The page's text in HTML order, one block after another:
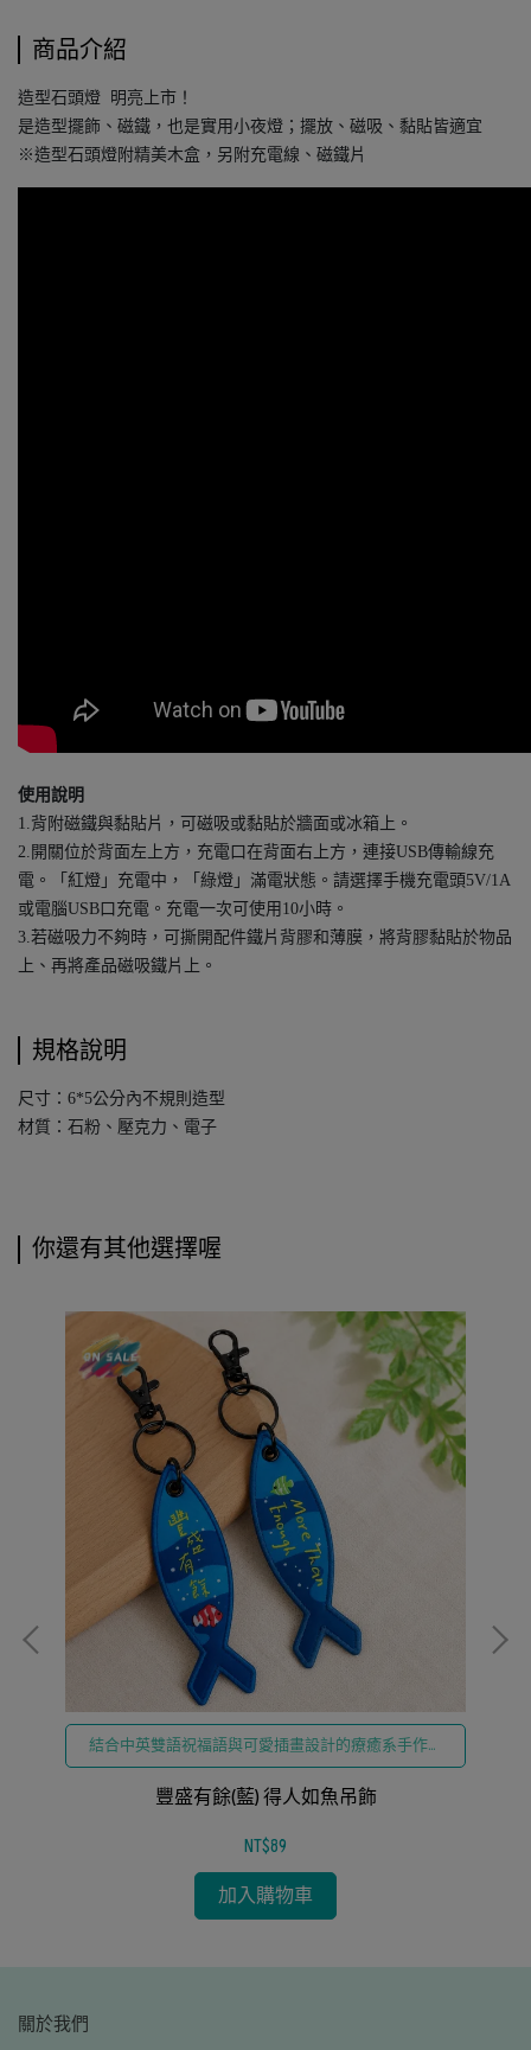
商品介紹
造型石頭燈 明亮上市！
是造型擺飾、磁鐵，也是實用小夜燈；擺放、磁吸、黏貼皆適宜
※造型石頭燈附精美木盒，另附充電線、磁鐵片
使用說明
1.背附磁鐵與黏貼片，可磁吸或黏貼於牆面或冰箱上。
2.開關位於背面左上方，充電口在背面右上方，連接USB傳輸線充
電。「紅燈」充電中，「綠燈」滿電狀態。請選擇手機充電頭5V/1A
或電腦USB口充電。充電一次可使用10小時。
3.若磁吸力不夠時，可撕開配件鐵片背膠和薄膜，將背膠黏貼於物品
上、再將產品磁吸鐵片上。
規格說明
尺寸：6*5公分內不規則造型
材質：石粉、壓克力、電子
你還有其他選擇喔
結合中英雙語祝福語與可愛插畫設計的療癒系手作縫
製吊飾
豐盛有餘(藍) 得人如魚吊飾
NT$89
加入購物車
關於我們